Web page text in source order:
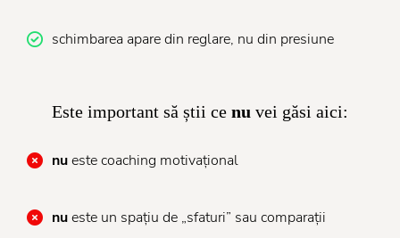
schimbarea apare din reglare, nu din presiune
Este important să știi ce nu vei găsi aici:
nueste coaching motivațional
nueste un spațiu de „sfaturi” sau comparații